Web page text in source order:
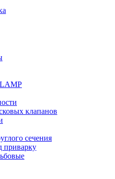
клапанов
сечения
приварку